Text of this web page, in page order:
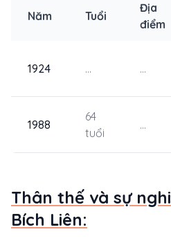
Năm Tuổi
Địa
điểm
1924 ... ...
1988
64
tuổi
...
Thân thế và sự
Bích Liên: